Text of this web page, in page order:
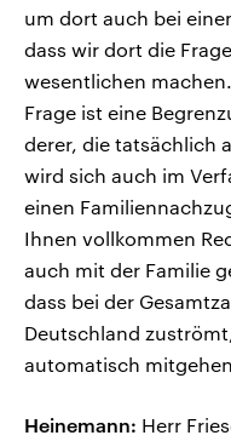
um dort auch bei
dass wir dort die
wesentlichen
Frage ist eine
derer, die tatsächlich
wird sich auch im
einen
Ihnen vollkommen
auch mit der Familie
dass bei der
Deutschland
automatisch
Heinemann: Herr